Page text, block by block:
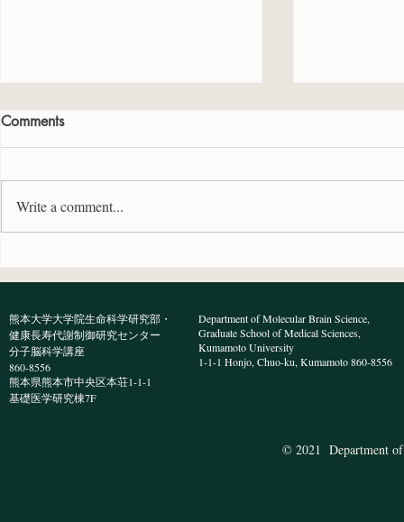
科5年の宮川さん、高校2年の
した
領域開催の
Comments
Write a comment...
熊本大学大学院生命科学研究部・
健康長寿代謝制御研究センター
分子脳科学講座
860-8556
熊本県熊本市中央区本荘1-1-1
​基礎医学研究棟7F
Department of Molecular Brain Science,
Graduate School of Medical Sciences,
Kumamoto University
1-1-1 Honjo, Chuo-ku, Kumamoto 860-8556
© 2021 Department